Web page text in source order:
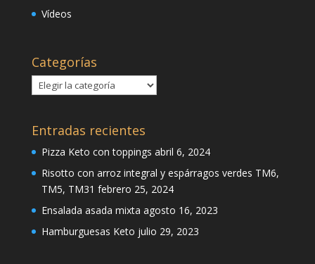
Vídeos
Categorías
Categorías
Entradas recientes
Pizza Keto con toppings abril 6, 2024
Risotto con arroz integral y espárragos verdes TM6,
TM5, TM31 febrero 25, 2024
Ensalada asada mixta agosto 16, 2023
Hamburguesas Keto julio 29, 2023